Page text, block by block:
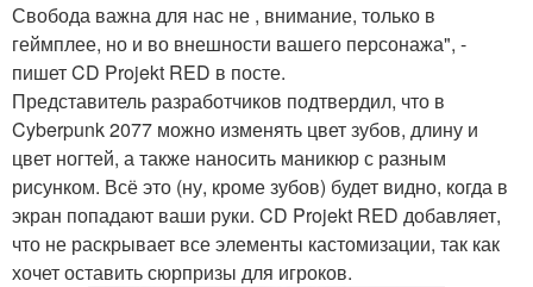
Свобода важна для нас не , внимание, только в
геймплее, но и во внешности вашего персонажа", -
пишет CD Projekt RED в посте.
Представитель разработчиков подтвердил, что в
Cyberpunk 2077 можно изменять цвет зубов, длину и
цвет ногтей, а также наносить маникюр с разным
рисунком. Всё это (ну, кроме зубов) будет видно, когда в
экран попадают ваши руки. CD Projekt RED добавляет,
что не раскрывает все элементы кастомизации, так как
хочет оставить сюрпризы для игроков.